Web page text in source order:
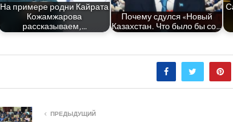
На при­ме­ре род­ни Кай­ра­та
Кожам­жа­ро­ва
рассказываем,…
Поче­му сдул­ся «Новый
Казах­стан. Что было бы со…
ПРЕДЫДУЩИЙ